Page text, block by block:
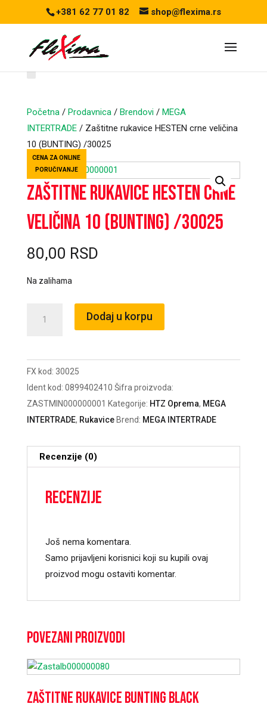
+381 62 77 01 82 shop@flexima.rs
Početna/ Prodavnica/ Brendovi/ MEGA
INTERTRADE/ Zaštitne rukavice HESTEN crne veličina
10 (BUNTING) /30025
CENA ZA ONLINE
PORUČIVANJE
Zaštitne rukavice HESTEN crne
veličina 10 (BUNTING) /30025
80,00 RSD
Na zalihama
crne
veličina
10
(BUNTING)
/30025
Dodaj u korpu
FX kod: 30025
Ident kod: 0899402410 Šifra proizvoda:
ZASTMIN000000001 Kategorije: HTZ Oprema, MEGA
INTERTRADE, Rukavice Brend: MEGA INTERTRADE
Recenzije (0)
Recenzije
Još nema komentara.
Samo prijavljeni korisnici koji su kupili ovaj
proizvod mogu ostaviti komentar.
Povezani proizvodi
Zaštitne rukavice Bunting Black